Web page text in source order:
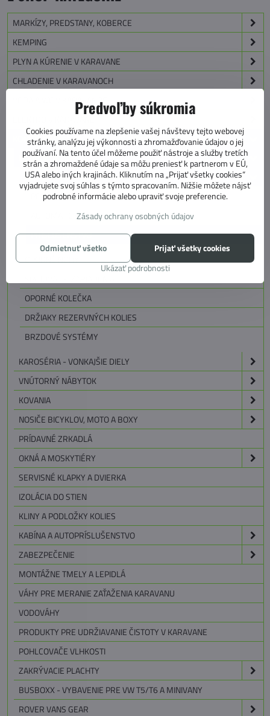
MARKÍZY, PREDSTANY, KOBERCE
KEMPING
PLYN A KÚRENIE V KARAVANE
CHLADENIE V KARAVANOCH
VODA A WC V KARAVANOCH
KONŠTRUKCIA A TECHNIKA KARAVANU
PODVOZOK
POHON PODVOZKU MOVER
POLOAUTOMATICKÉ
AUTOMATICKÉ
PRÍSLUŠENSTVO
OPORNÉ NOHY
OPORNÉ KOLEČKA
DRŽIAKY REZERVNÝCH KOLIES
BRZDOVÉ SYSTÉMY
KAROSÉRIA - VONKAJŠIE DIELY
VNÚTORNÝ NÁBYTOK
KOVANIA
NOSIČE BICYKLOV, MOTO A BOXY
PRÍDAVNÉ ZRKADLÁ
OKNÁ A MOSKYTIÉRY
SERVISNÉ KLAPKY A DVIERKA
IZOLÁCIA DO STIEN
KLINY A PODLOŽKY KOLIES
KABÍNA A AUTOPRÍSLUŠENSTVO
ZABEZPEČENIE
MONTÁŽNE TMELY A LEPIDLÁ
VÁHY PRE MERANIE ZAŤAŽENIA KARAVANU
VODOVÁHY
PRODUKTY PRE UDRŽIAVANIE ČISTOTY V KARAVANE
POHLCOVAČE VLHKOSTI
ZAKRÝVACIE PLACHTY
BUSBOXX - VYBAVENIE PRE VW T5/T6 A MINIVANY
ROVER VANS GEAR
Predvoľby súkromia
Cookies používame na zlepšenie vašej návštevy tejto webovej
stránky, analýzu jej výkonnosti a zhromažďovanie údajov o jej
používaní. Na tento účel môžeme použiť nástroje a služby tretích
strán a zhromaždené údaje sa môžu preniesť k partnerom v EÚ,
USA alebo iných krajinách. Kliknutím na „Prijať všetky cookies“
vyjadrujete svoj súhlas s týmto spracovaním. Nižšie môžete nájsť
podrobné informácie alebo upraviť svoje preferencie.
Zásady ochrany osobných údajov
Ukázať podrobnosti
Prijať všetky cookies
Odmietnuť všetko